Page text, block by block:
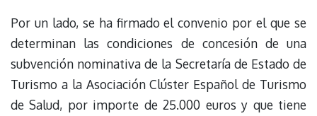
Por un lado, se ha firmado el convenio por el que se
determinan las condiciones de concesión de una
subvención nominativa de la Secretaría de Estado de
Turismo a la Asociación Clúster Español de Turismo
de Salud, por importe de 25.000 euros y que tiene